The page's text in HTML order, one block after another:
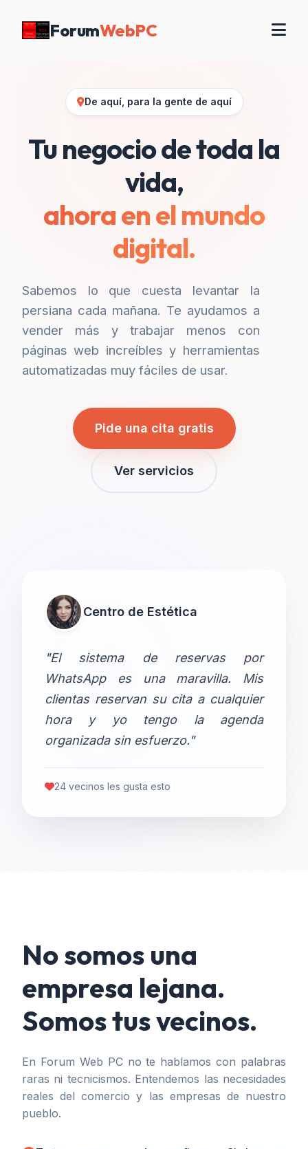
ForumWebPC
De aquí, para la gente de aquí
Tu negocio de toda la
vida,
ahora en el mundo
digital.
Sabemos lo que cuesta levantar la
persiana cada mañana. Te ayudamos a
vender más y trabajar menos con
páginas web increíbles y herramientas
automatizadas muy fáciles de usar.
Pide una cita gratis
Ver servicios
Centro de Estética
"El sistema de reservas por
WhatsApp es una maravilla. Mis
clientas reservan su cita a cualquier
hora y yo tengo la agenda
organizada sin esfuerzo."
24 vecinos les gusta esto
No somos una
empresa lejana.
Somos tus vecinos.
En Forum Web PC no te hablamos con palabras
raras ni tecnicismos. Entendemos las necesidades
reales del comercio y las empresas de nuestro
pueblo.